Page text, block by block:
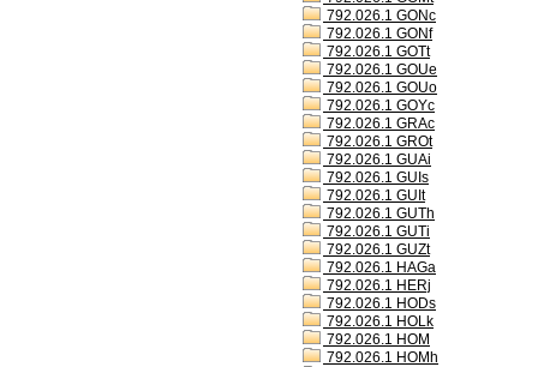
792.026.1 GONc
792.026.1 GONf
792.026.1 GOTt
792.026.1 GOUe
792.026.1 GOUo
792.026.1 GOYc
792.026.1 GRAc
792.026.1 GROt
792.026.1 GUAi
792.026.1 GUIs
792.026.1 GUIt
792.026.1 GUTh
792.026.1 GUTi
792.026.1 GUZt
792.026.1 HAGa
792.026.1 HERj
792.026.1 HODs
792.026.1 HOLk
792.026.1 HOM
792.026.1 HOMh